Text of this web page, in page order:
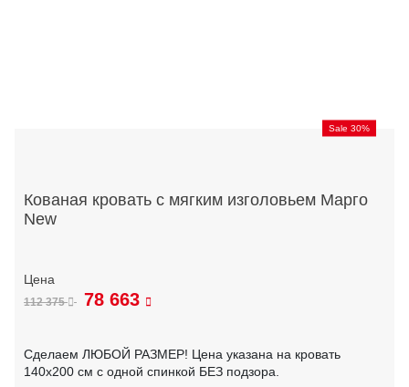
Sale 30%
Кованая кровать с мягким изголовьем Марго
New
112 375 78 663
Сделаем ЛЮБОЙ РАЗМЕР! Цена указана на кровать
140х200 см с одной спинкой БЕЗ подзора.